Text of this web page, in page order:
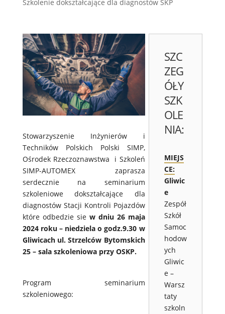
Szkolenie dokształcające dla diagnostów SKP
Stowarzyszenie Inżynierów i
Techników Polskich Polski SIMP,
Ośrodek Rzeczoznawstwa i Szkoleń
SIMP-AUTOMEX zaprasza
serdecznie na seminarium
szkoleniowe dokształcające dla
diagnostów Stacji Kontroli Pojazdów
które odbedzie sie w dniu 26 maja
2024 roku – niedziela o godz.9.30 w
Gliwicach ul. Strzelców Bytomskich
25 – sala szkoleniowa przy OSKP.
Program seminarium
szkoleniowego:
SZC
ZEG
ÓŁY
SZK
OLE
NIA:
MIEJS
CE:
Gliwic
e
Zespół
Szkół
Samoc
hodow
ych
Gliwic
e –
Warsz
taty
szkoln